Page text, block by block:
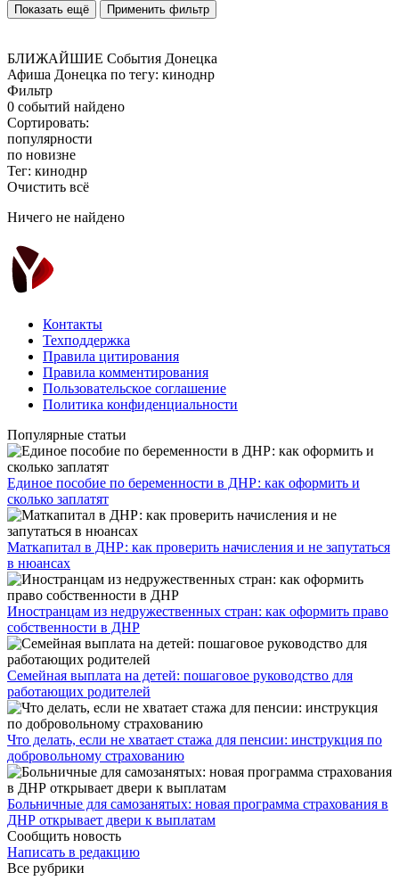
Показать ещё Применить фильтр
БЛИЖАЙШИЕ События Донецка
Афиша Донецка по тегу: киноднр
Фильтр
0 событий найдено
Сортировать:
популярности
по новизне
Тег: киноднр
Очистить всё
Ничего не найдено
Контакты
Техподдержка
Правила цитирования
Правила комментирования
Пользовательское соглашение
Политика конфиденциальности
Популярные статьи
Единое пособие по беременности в ДНР: как оформить и
сколько заплатят
​Маткапитал в ДНР: как проверить начисления и не запутаться
в нюансах
Иностранцам из недружественных стран: как оформить право
собственности в ДНР
Семейная выплата на детей: пошаговое руководство для
работающих родителей
Что делать, если не хватает стажа для пенсии: инструкция по
добровольному страхованию
Больничные для самозанятых: новая программа страхования в
ДНР открывает двери к выплатам
Сообщить новость
Написать в редакцию
Все рубрики